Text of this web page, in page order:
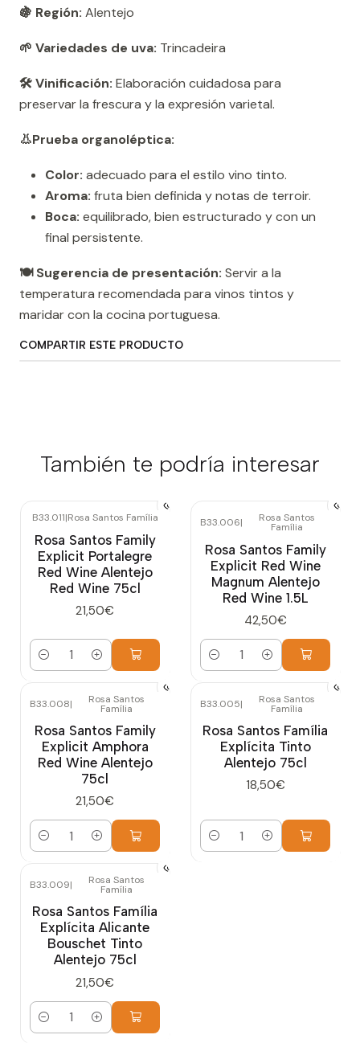
🍇 Región: Alentejo
🌱 Variedades de uva: Trincadeira
🛠️ Vinificación: Elaboración cuidadosa para
preservar la frescura y la expresión varietal.
👃Prueba organoléptica:
Color: adecuado para el estilo vino tinto.
Aroma: fruta bien definida y notas de terroir.
Boca: equilibrado, bien estructurado y con un
final persistente.
🍽️ Sugerencia de presentación: Servir a la
temperatura recomendada para vinos tintos y
maridar con la cocina portuguesa.
COMPARTIR ESTE PRODUCTO
También te podría interesar
B33.011|Rosa Santos Família
Rosa Santos Family
Explicit Portalegre
Red Wine Alentejo
Red Wine 75cl
21,50€
Cantidad
B33.006| Rosa Santos
Família
Rosa Santos Family
Explicit Red Wine
Magnum Alentejo
Red Wine 1.5L
42,50€
Cantidad
B33.008| Rosa Santos
Família
Rosa Santos Family
Explicit Amphora
Red Wine Alentejo
75cl
21,50€
Cantidad
B33.005| Rosa Santos
Família
Rosa Santos Família
Explícita Tinto
Alentejo 75cl
18,50€
Cantidad
B33.009| Rosa Santos
Família
Rosa Santos Família
Explícita Alicante
Bouschet Tinto
Alentejo 75cl
21,50€
Cantidad